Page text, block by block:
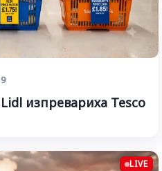
изпревариха Tesco
LIVE